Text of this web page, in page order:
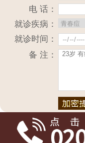
电 话：
就诊疾病：
就诊时间：
备 注：